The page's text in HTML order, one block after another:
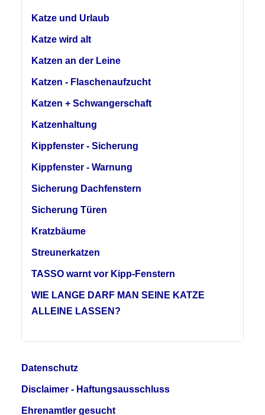
Katze und Urlaub
Katze wird alt
Katzen an der Leine
Katzen - Flaschenaufzucht
Katzen + Schwangerschaft
Katzenhaltung
Kippfenster - Sicherung
Kippfenster - Warnung
Sicherung Dachfenstern
Sicherung Türen
Kratzbäume
Streunerkatzen
TASSO warnt vor Kipp-Fenstern
WIE LANGE DARF MAN SEINE KATZE
ALLEINE LASSEN?
Datenschutz
Disclaimer - Haftungsausschluss
Ehrenamtler gesucht